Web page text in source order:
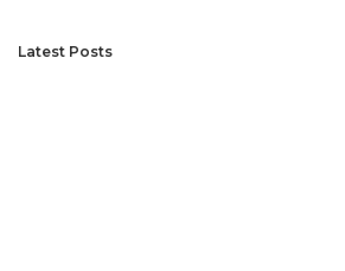
Latest Posts